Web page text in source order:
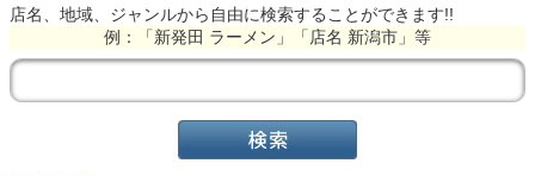
店名、地域、ジャンルから自由に検索することができます!!
例：「新発田 ラーメン」「店名 新潟市」等